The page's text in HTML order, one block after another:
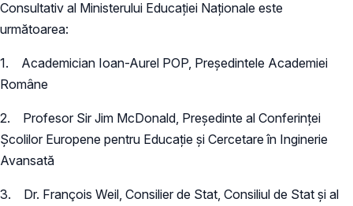
Consultativ al Ministerului Educației Naționale este
următoarea:
1. Academician Ioan-Aurel POP, Președintele Academiei
Române
2. Profesor Sir Jim McDonald, Președinte al Conferinței
Școlilor Europene pentru Educație și Cercetare în Inginerie
Avansată
3. Dr. François Weil, Consilier de Stat, Consiliul de Stat și al